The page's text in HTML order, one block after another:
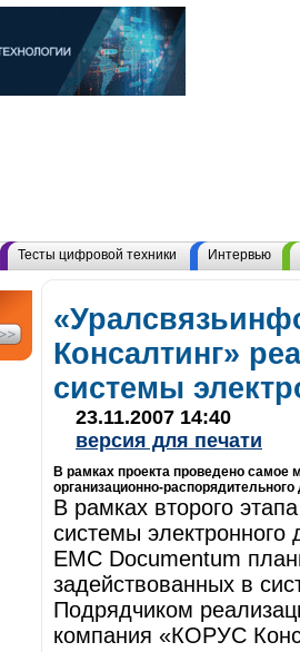
Тесты цифровой техники Интервью
Консалтинг»
системы
23.11.2007 14:40
версия для печати
В рамках проекта проведено самое
организационно-
В рамках второго
системы
EMC Documentum
задействованных в
Подрядчиком
компания «КОРУС